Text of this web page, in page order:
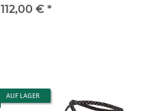
112,00 € *
AUF LAGER